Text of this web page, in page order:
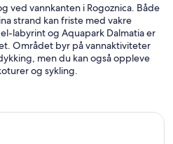
ved vannkanten i Rogoznica. Både
strand kan friste med vakre
labyrint og Aquapark Dalmatia er
Området byr på vannaktiviteter
men du kan også oppleve
og sykling.